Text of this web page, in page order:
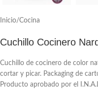
Inicio/Cocina
Cuchillo Cocinero
Cuchillo de cocinero de color
cortar y picar. Packaging de
Producto aprobado por el